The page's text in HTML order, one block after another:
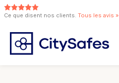
Ce que disent nos clients. Tous les avis »